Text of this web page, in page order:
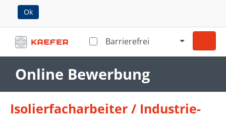
Ok
Barrierefrei
Online Bewerbung
Isolierfacharbeiter / Industrie-